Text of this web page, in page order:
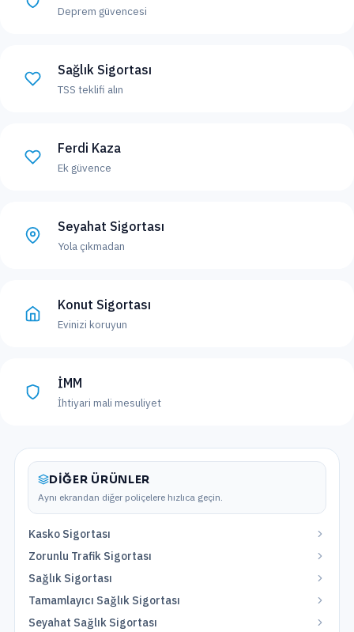
Deprem güvencesi
Sağlık Sigortası
TSS teklifi alın
Ferdi Kaza
Ek güvence
Seyahat Sigortası
Yola çıkmadan
Konut Sigortası
Evinizi koruyun
İMM
İhtiyari mali mesuliyet
DIĞER ÜRÜNLER
Aynı ekrandan diğer poliçelere hızlıca geçin.
Kasko Sigortası
Zorunlu Trafik Sigortası
Sağlık Sigortası
Tamamlayıcı Sağlık Sigortası
Seyahat Sağlık Sigortası